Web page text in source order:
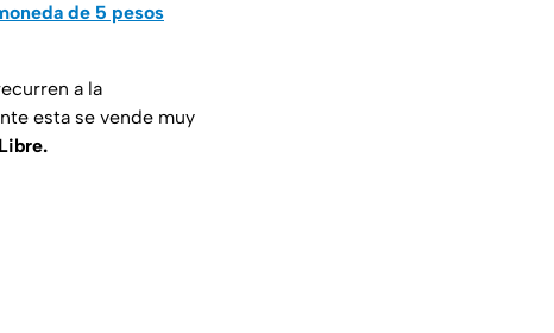
de 5 pesos
a la
esta se vende muy